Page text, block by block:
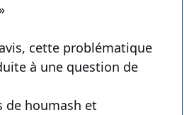
cette problématique
à une question de
de houmash et